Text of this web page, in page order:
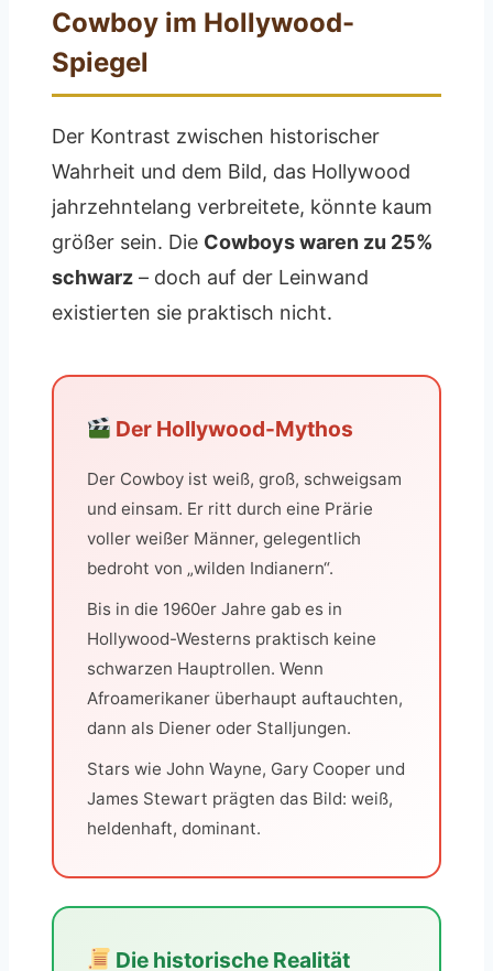
Cowboy im Hollywood-
Spiegel
Der Kontrast zwischen historischer
Wahrheit und dem Bild, das Hollywood
jahrzehntelang verbreitete, könnte kaum
größer sein. Die Cowboys waren zu 25%
schwarz – doch auf der Leinwand
existierten sie praktisch nicht.
Der Hollywood-Mythos
Der Cowboy ist weiß, groß, schweigsam
und einsam. Er ritt durch eine Prärie
voller weißer Männer, gelegentlich
bedroht von „wilden Indianern“.
Bis in die 1960er Jahre gab es in
Hollywood-Westerns praktisch keine
schwarzen Hauptrollen. Wenn
Afroamerikaner überhaupt auftauchten,
dann als Diener oder Stalljungen.
Stars wie John Wayne, Gary Cooper und
James Stewart prägten das Bild: weiß,
heldenhaft, dominant.
Die historische Realität